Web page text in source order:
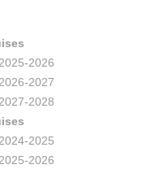
2026
2027
2028
2025
2026